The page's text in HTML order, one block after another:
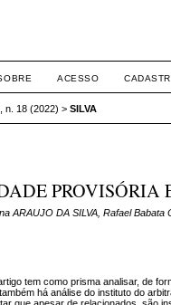
ACESSO
n. 18 (2022) >SILVA
PROVISÓRIA
ARAUJO DA SILVA, Rafael Babata
tem como prisma analisar, de
há análise do instituto do